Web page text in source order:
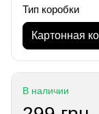
Тип коробки
Картонная
В наличии